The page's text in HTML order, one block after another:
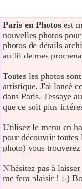
Paris en Photos est
nouvelles photos
photos de détails
au fil de mes
Toutes les photos
artistique. J'ai lancé
dans Paris. J'essaye
que ce soit plus
Utilisez le menu en
pour découvrir toutes
photo) vous
N'hésitez pas à laisser
me fera plaisir ! :-)